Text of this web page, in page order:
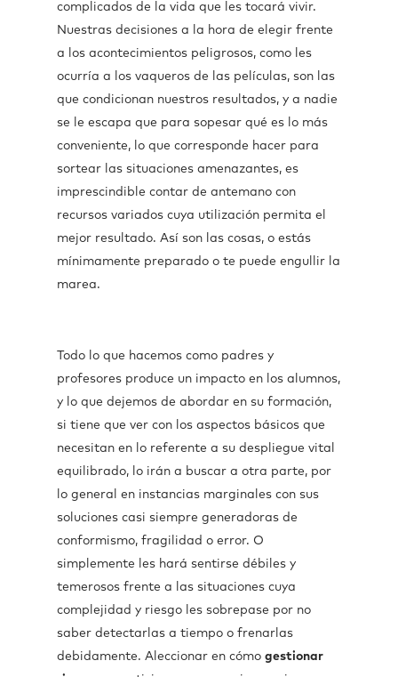
complicados de la vida que les tocará vivir.
Nuestras decisiones a la hora de elegir frente
a los acontecimientos peligrosos, como les
ocurría a los vaqueros de las películas, son las
que condicionan nuestros resultados, y a nadie
se le escapa que para sopesar qué es lo más
conveniente, lo que corresponde hacer para
sortear las situaciones amenazantes, es
imprescindible contar de antemano con
recursos variados cuya utilización permita el
mejor resultado. Así son las cosas, o estás
mínimamente preparado o te puede engullir la
marea.
Todo lo que hacemos como padres y
profesores produce un impacto en los alumnos,
y lo que dejemos de abordar en su formación,
si tiene que ver con los aspectos básicos que
necesitan en lo referente a su despliegue vital
equilibrado, lo irán a buscar a otra parte, por
lo general en instancias marginales con sus
soluciones casi siempre generadoras de
conformismo, fragilidad o error. O
simplemente les hará sentirse débiles y
temerosos frente a las situaciones cuya
complejidad y riesgo les sobrepase por no
saber detectarlas a tiempo o frenarlas
debidamente. Aleccionar en cómo gestionar